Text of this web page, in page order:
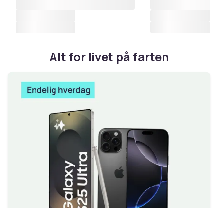
Alt for livet på farten